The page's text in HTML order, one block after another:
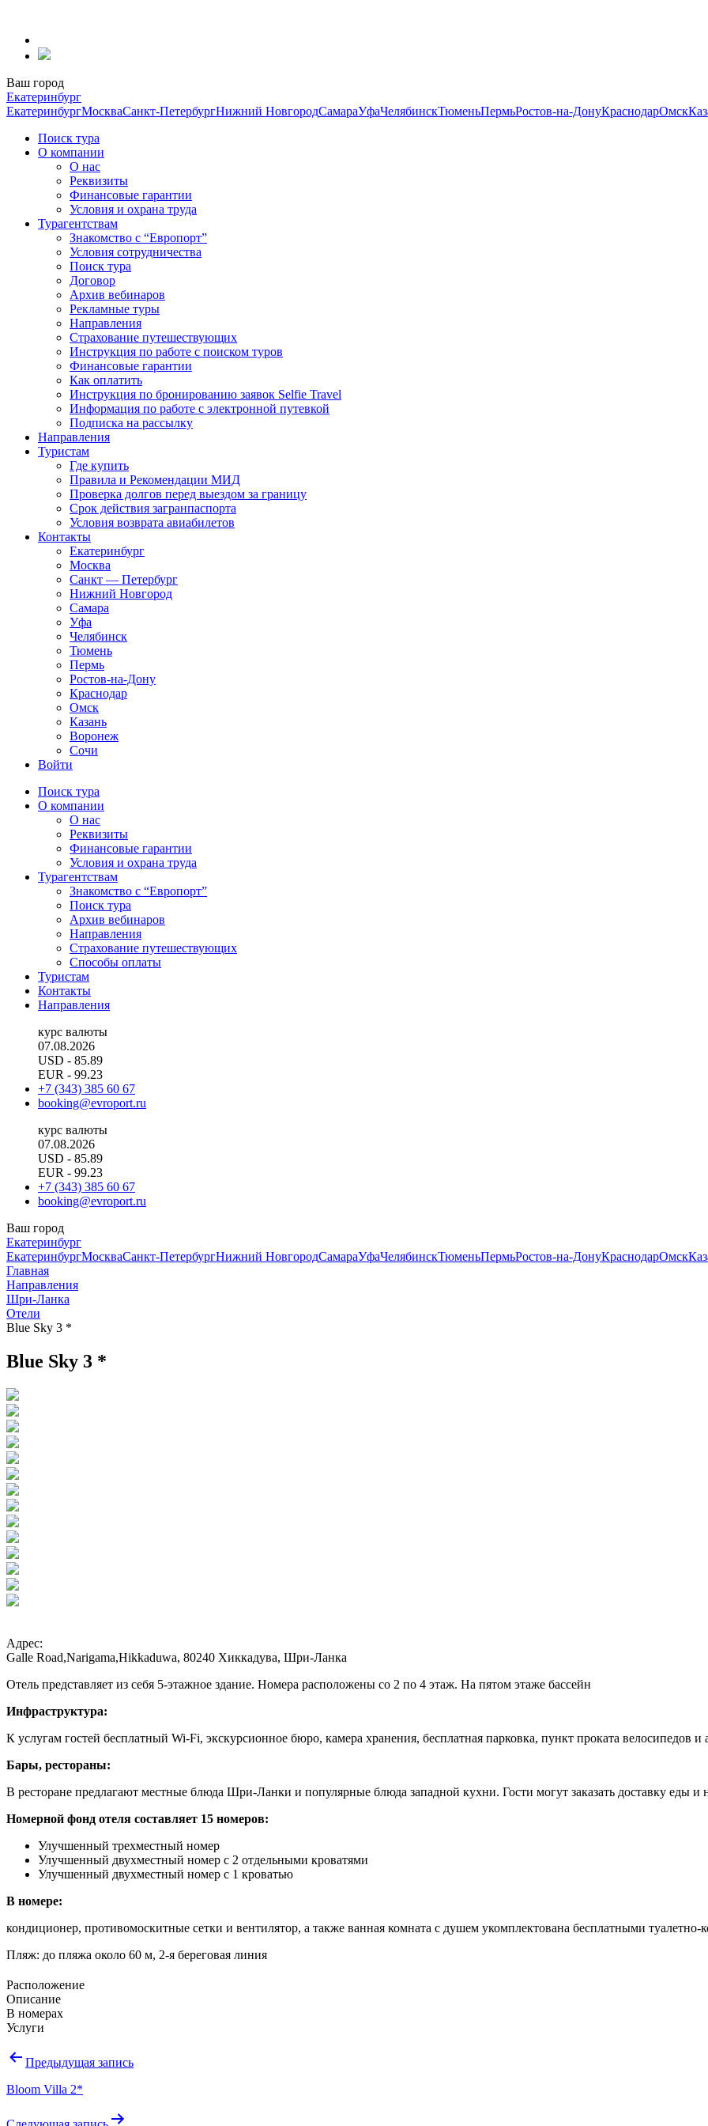
содержанию
Ваш город
Екатеринбург
ЕкатеринбургМоскваСанкт-ПетербургНижний НовгородСамараУфаЧелябинскТюменьПермьРостов-на-ДонуКраснодарОмск
Поиск тура
О компании
О нас
Реквизиты
Финансовые гарантии
Условия и охрана труда
Турагентствам
Знакомство с “Европорт”
Условия сотрудничества
Поиск тура
Договор
Архив вебинаров
Рекламные туры
Направления
Страхование путешествующих
Инструкция по работе с поиском туров
Финансовые гарантии
Как оплатить
Инструкция по бронированию заявок Selfie Travel
Информация по работе с электронной путевкой
Подписка на рассылку
Направления
Туристам
Где купить
Правила и Рекомендации МИД
Проверка долгов перед выездом за границу
Срок действия загранпаспорта
Условия возврата авиабилетов
Контакты
Екатеринбург
Москва
Санкт — Петербург
Нижний Новгород
Самара
Уфа
Челябинск
Тюмень
Пермь
Ростов-на-Дону
Краснодар
Омск
Казань
Воронеж
Сочи
Войти
Поиск тура
О компании
О нас
Реквизиты
Финансовые гарантии
Условия и охрана труда
Турагентствам
Знакомство с “Европорт”
Поиск тура
Архив вебинаров
Направления
Страхование путешествующих
Способы оплаты
Туристам
Контакты
Направления
курс валюты
07.08.2026
USD - 85.89
EUR - 99.23
+7 (343) 385 60 67
booking@evroport.ru
курс валюты
07.08.2026
USD - 85.89
EUR - 99.23
+7 (343) 385 60 67
booking@evroport.ru
Ваш город
Екатеринбург
ЕкатеринбургМоскваСанкт-ПетербургНижний НовгородСамараУфаЧелябинскТюменьПермьРостов-на-ДонуКраснодарОмск
Главная
Направления
Шри-Ланка
Отели
Blue Sky 3 *
Blue Sky 3 *
Адрес:
Galle Road,Narigama,Hikkaduwa, 80240 Хиккадува, Шри-Ланка
Отель представляет из себя 5-этажное здание. Номера расположены со 2 по 4 этаж. На пятом этаже бассейн
Инфраструктура:
К услугам гостей бесплатный Wi-Fi, экскурсионное бюро, камера хранения, бесплатная парковка, пункт проката велосипедов и
Бары, рестораны:
В ресторане предлагают местные блюда Шри-Ланки и популярные блюда западной кухни. Гости могут заказать доставку еды
Номерной фонд отеля составляет 15 номеров:
Улучшенный трехместный номер
Улучшенный двухместный номер с 2 отдельными кроватями
Улучшенный двухместный номер с 1 кроватью
В номере:
кондиционер, противомоскитные сетки и вентилятор, а также ванная комната с душем укомплектована бесплатными
Пляж: до пляжа около 60 м, 2-я береговая линия
Расположение
Описание
В номерах
Услуги
Навигация
записям
Предыдущая запись
Bloom Villa 2*